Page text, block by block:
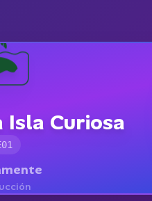
Isla Curiosa